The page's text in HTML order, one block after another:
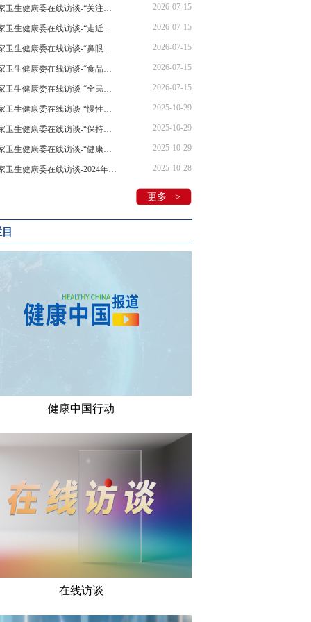
国家卫生健康委在线访谈-“关注心理健康，自在奔赴理想”在线访谈 2026-07-15
国家卫生健康委在线访谈-“走近营养标签新标准，守护‘舌尖上的安全与健康’”在线访谈 2026-07-15
国家卫生健康委在线访谈-“鼻眼同治，从容应对过敏季” 在线访谈 2026-07-15
国家卫生健康委在线访谈-“食品数字标签应用推广”在线访谈 2026-07-15
国家卫生健康委在线访谈-“全民科学爱耳，共护听力健康”在线访谈 2026-07-15
国家卫生健康委在线访谈-“慢性病莫小视 健康管理要重视”在线访谈 2025-10-29
国家卫生健康委在线访谈-“保持吃动平衡，维持健康体重”在线访谈 2025-10-29
国家卫生健康委在线访谈-“健康饮食 合理膳食” 在线访谈 2025-10-29
国家卫生健康委在线访谈-2024年“全国爱牙日”在线访谈 2025-10-28
更多 >
健康中国行动
在线访谈